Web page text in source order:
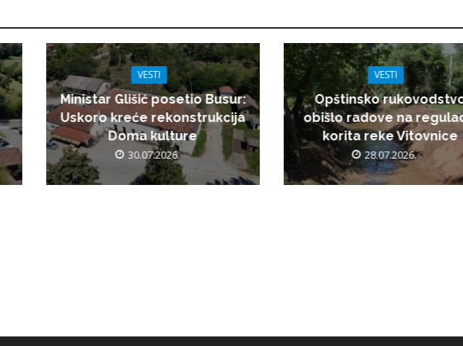
VESTI
Ministar Glišić posetio Busur:
Uskoro kreće rekonstrukcija
Doma kulture
30.07.2026.
VESTI
Opštinsko
obišlo radove na
korita reke Vitovnice
28.07.2026.